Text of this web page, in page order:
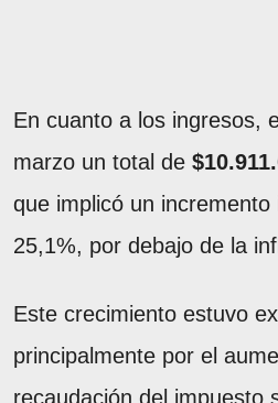
En cuanto a los ingresos,
marzo un total de
que implicó un incremento
25,1%, por debajo de la
Este crecimiento estuvo
principalmente por el
recaudación del impuesto